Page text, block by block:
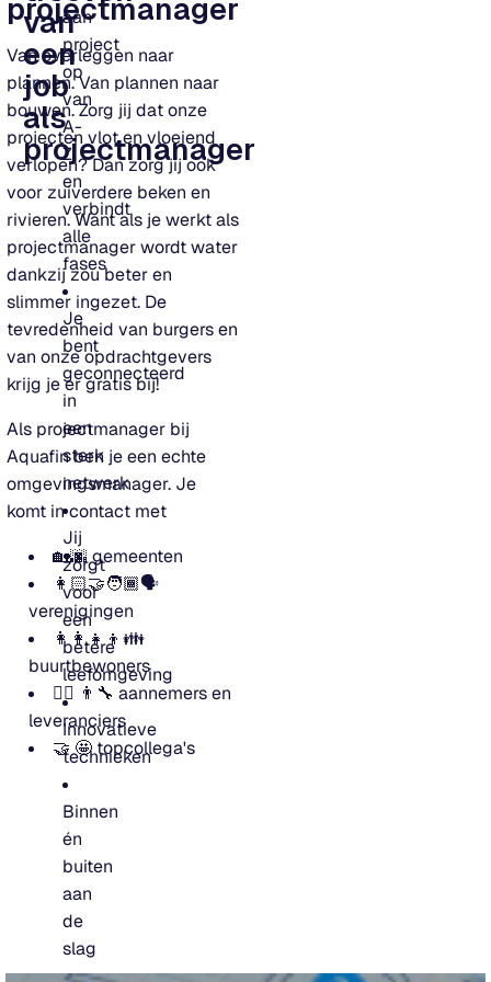
projectmanager
Van overleggen naar
plannen. Van plannen naar
bouwen. Zorg jij dat onze
projecten vlot en vloeiend
verlopen? Dan zorg jij ook
voor zuiverdere beken en
rivieren. Want als je werkt als
projectmanager wordt water
dankzij zou beter en
slimmer ingezet. De
tevredenheid van burgers en
van onze opdrachtgevers
krijg je er gratis bij!
Als projectmanager bij
Aquafin ben je een echte
omgevingsmanager. Je
komt in contact met
🏡🌆 gemeenten
👩🏻‍🤝‍🧑🏾🗣
verenigingen
👩‍👩‍👧‍👦👪
buurtbewoners
👷‍♀️ 👨‍🔧 aannemers en
leveranciers
🤝 🤩 topcollega's
van
een
job
als
projectmanager
aan
project
op
van
A-
Z
en
verbindt
alle
fases
Je
bent
geconnecteerd
in
een
sterk
netwerk
Jij
zorgt
voor
een
betere
leefomgeving
Innovatieve
technieken
Binnen
én
buiten
aan
de
slag